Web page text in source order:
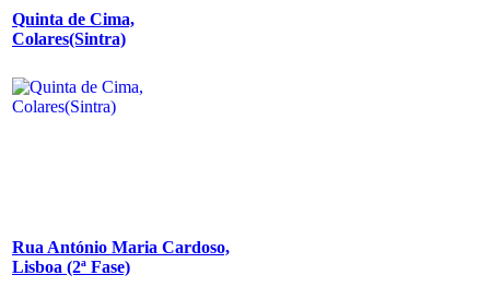
Quinta de Cima,
Colares(Sintra)
Rua António Maria Cardoso,
Lisboa (2ª Fase)